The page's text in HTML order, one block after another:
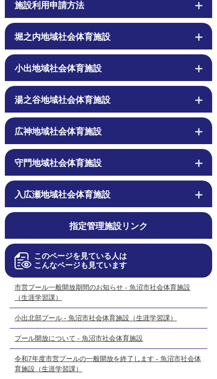
施設利用申請方法
堀之内地域社会体育施設
小出地域社会体育施設
湯之谷地域社会体育施設
広神地域社会体育施設
守門地域社会体育施設
入広瀬地域社会体育施設
指定管理施設リンク
このページを見ている人は
こんなページも見ています
市営プール一般開放期間のお知らせ - 魚沼市社会体育施設
（生涯学習課）
小出北部プール - 魚沼市社会体育施設（生涯学習課）
プール開放について - 魚沼市社会体育施設
令和7年度市営プールの一般開放を終了します - 魚沼市社会体
育施設（生涯学習課）